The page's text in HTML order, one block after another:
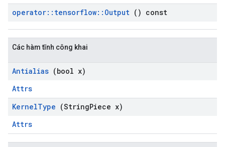
operator:: tensorflow:: Output () const
Các hàm tĩnh công khai
Antialias (bool x)
Attrs
KernelType (StringPiece x)
Attrs